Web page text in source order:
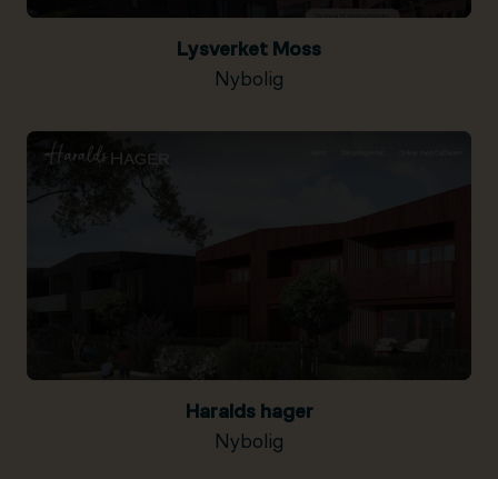
Lysverket Moss
Nybolig
Haralds hager
Nybolig